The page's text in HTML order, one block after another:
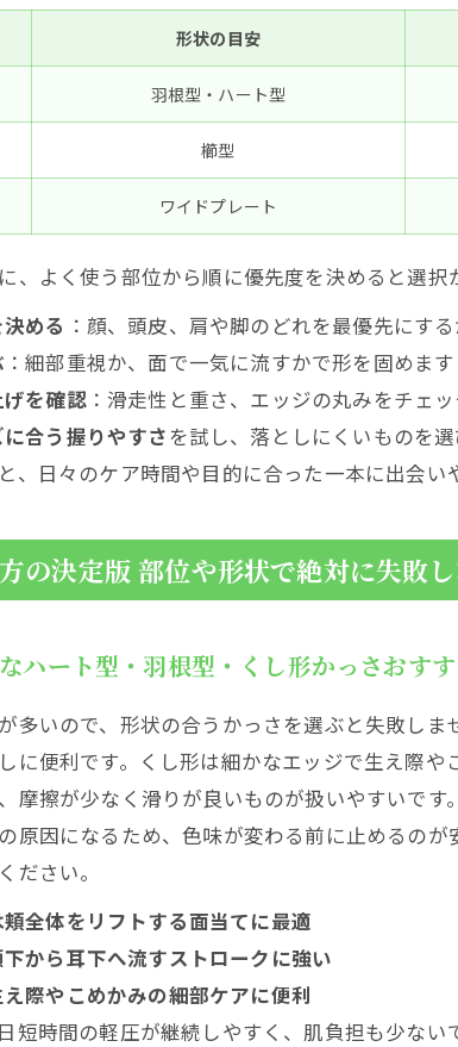
かっさ購入前チェックリスト
部位・形状・素材で失敗
形状×素材別！かっさおす
形状の目安
羽根型・ハート型
櫛型
ワイドプレート
、よく使う部位から順に優先度を決めると選択
める ：顔、頭皮、肩や脚のどれを最優先にす
：細部重視か、面で一気に流すかで形を固めます
を確認：滑走性と重さ、エッジの丸みをチェ
合う握りやすさを試し、落としにくいものを
、日々のケア時間や目的に合った一本に出会い
の決定版 部位や形状で絶対に失敗
ハート型・羽根型・くし形かっさおす
多いので、形状の合うかっさを選ぶと失敗し
に便利です。くし形は細かなエッジで生え際
摩擦が少なく滑りが良いものが扱いやすいで
原因になるため、色味が変わる前に止めるの
ださい。
全体をリフトする面当てに最適
から耳下へ流すストロークに強い
際やこめかみの細部ケアに便利
短時間の軽圧が継続しやすく、肌負担も少ない